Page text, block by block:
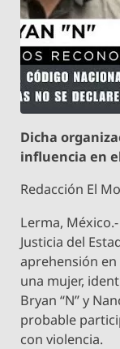
Dicha
influencia en
Redacción El
Lerma,
Justicia del
aprehensión
una mujer,
Bryan “N” y
probable
con violencia.